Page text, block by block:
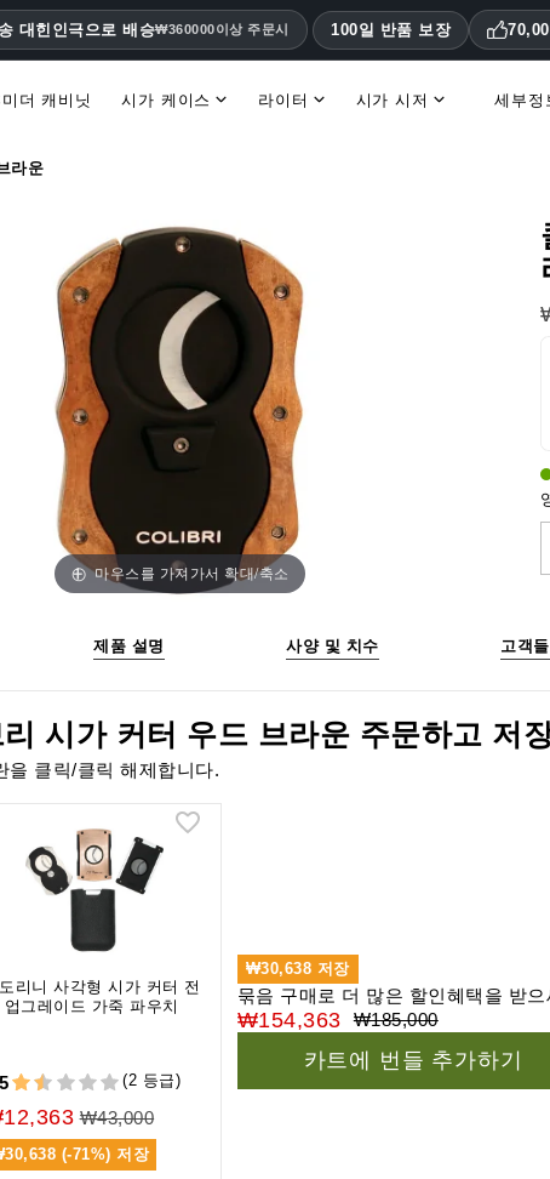
대힌인극으로 배승₩360000이상 주문시 100일 반품 보장
미더 캐비닛 시가 케이스 라이터 시가 시저 세부정
라운
마우스를 가져가서 확대/축소
제품 설명 사양 및 치수 고객
시가 커터 우드 브라운 주문하고 저
을 클릭/클릭 해제합니다.
리니 사각형 시가 커터 전
업그레이드 가죽 파우치
(2 등급)
₩43,000
(-71%) 저장
₩30,638 저장
묶음 구매로 더 많은 할인혜택을 받으
₩154,363 ₩185,000
카트에 번들 추가하기